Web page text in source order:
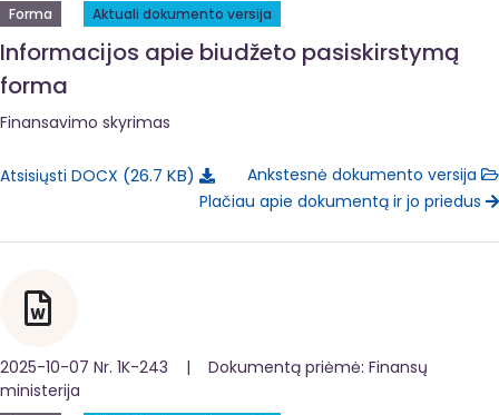
Forma Aktuali dokumento versija
Informacijos apie biudžeto pasiskirstymą
forma
Finansavimo skyrimas
Atsisiųsti DOCX 26.7 KB
Ankstesnė dokumento versija
Plačiau apie dokumentą ir jo priedus
2025-10-07 Nr. 1K-243 | Dokumentą priėmė: Finansų
ministerija